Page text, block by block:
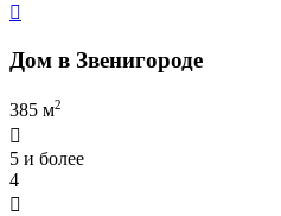

Дом в Звенигороде
385 м2

5 и более
4
